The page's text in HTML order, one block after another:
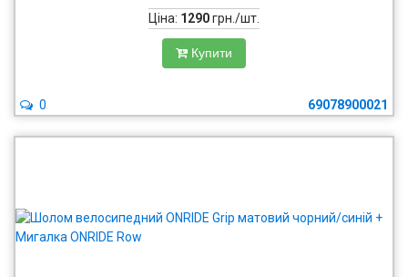
Ціна: 1290грн./шт.
Купити
69078900021
0